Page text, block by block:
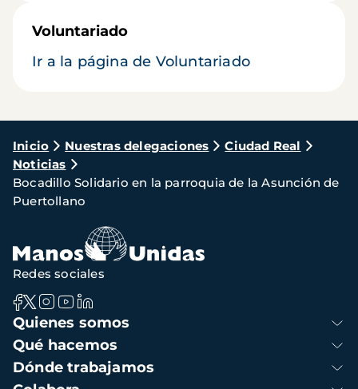
Voluntariado
Ir a la página de Voluntariado
Ruta
de
navegación
Inicio Nuestras delegaciones
Ciudad Real
Noticias
Bocadillo Solidario en la parroquia de la Asunción de
Puertollano
Navegación
principal
Quienes somos
Qué hacemos
Dónde trabajamos
Redes sociales